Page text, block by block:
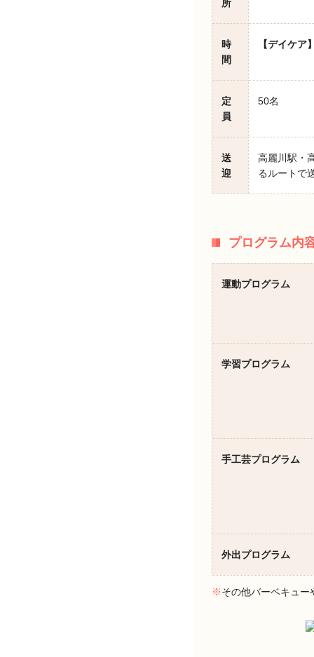
所
時
間
【デイケア
定
員
50名
送
迎
高麗川駅・
るルートで
プログラム内
運動プログラム
学習プログラム
手工芸プログラム
外出プログラム
※その他バーベキュー